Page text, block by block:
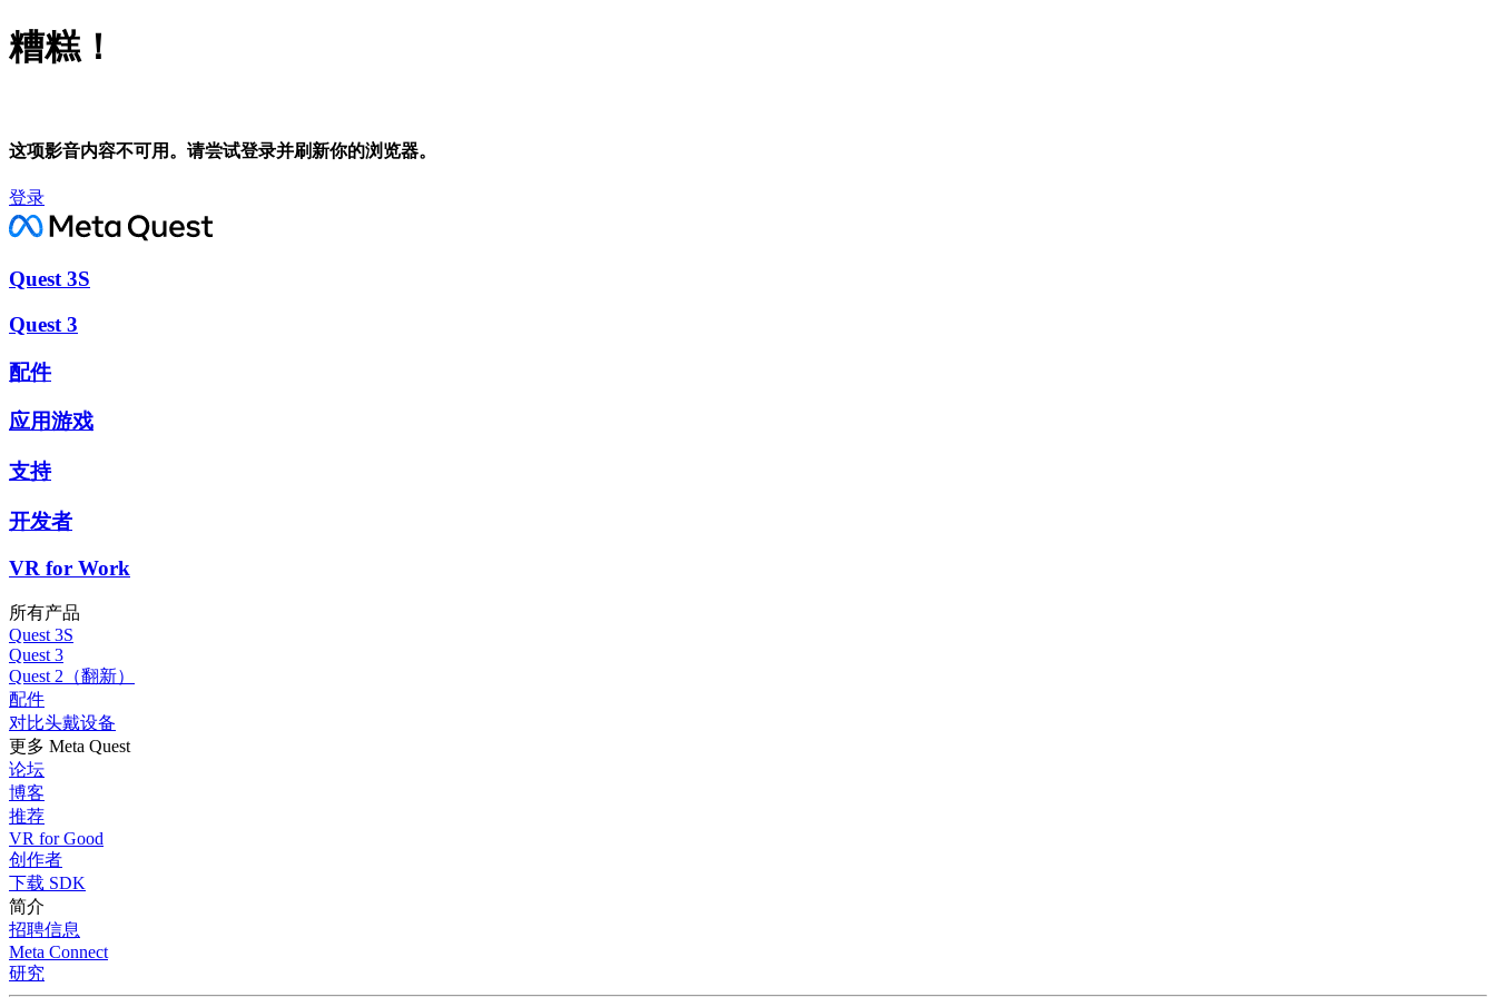
糟糕！
这项影音内容不可用。请尝试登录并刷新你的浏览器。
登录
Quest 3S
Quest 3
配件
应用游戏
支持
开发者
VR for Work
所有产品
Quest 3S
Quest 3
Quest 2（翻新）
配件
对比头戴设备
更多 Meta Quest
论坛
博客
推荐
VR for Good
创作者
下载 SDK
简介
招聘信息
Meta Connect
研究